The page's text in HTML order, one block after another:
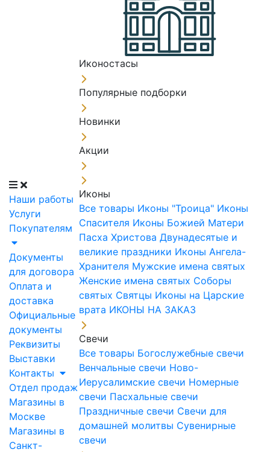
Наши работы
Услуги
Покупателям
Документы
для договора
Оплата и
доставка
Официальные
документы
Реквизиты
Выставки
Контакты
Отдел продаж
Магазины в
Москве
Магазины в
Санкт-
Иконостасы
Популярные подборки
Новинки
Акции
Иконы
Все товары Иконы "Троица" Иконы
Спасителя Иконы Божией Матери
Пасха Христова Двунадесятые и
великие праздники Иконы Ангела-
Хранителя Мужские имена святых
Женские имена святых Соборы
святых Святцы Иконы на Царские
врата ИКОНЫ НА ЗАКАЗ
Свечи
Все товары Богослужебные свечи
Венчальные свечи Ново-
Иерусалимские свечи Номерные
свечи Пасхальные свечи
Праздничные свечи Свечи для
домашней молитвы Сувенирные
свечи